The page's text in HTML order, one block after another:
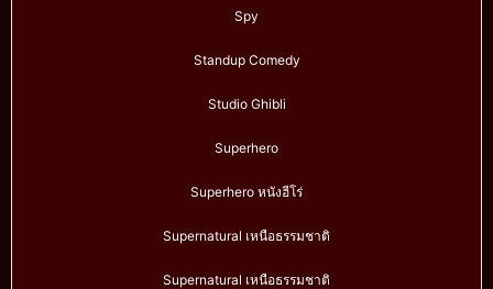
Spy
Standup Comedy
Studio Ghibli
Superhero
Superhero หนังฮีโร่
Supernatural เหนือธรรมชาติ
Supernatural เหนือธรรมชาติ